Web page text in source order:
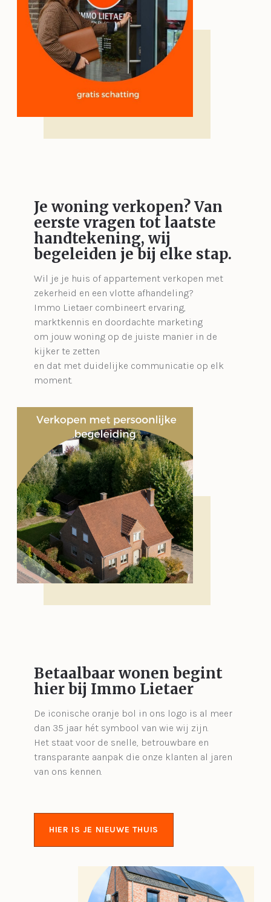
Je woning verkopen?Van
eerste vragen tot laatste
handtekening, wij
begeleiden je bij elke stap.
Wil je je huis of appartement verkopen met
zekerheid en een vlotte afhandeling?
Immo Lietaer combineert ervaring,
marktkennis en doordachte marketing
om jouw woning op de juiste manier in de
kijker te zetten
en dat met duidelijke communicatie op elk
moment.
Betaalbaar wonen begint
hier bij Immo Lietaer
De iconische oranje bol in ons logo is al meer
dan 35 jaar hét symbool van wie wij zijn.
Het staat voor de snelle, betrouwbare en
transparante aanpak die onze klanten al jaren
van ons kennen.
HIER IS JE NIEUWE THUIS